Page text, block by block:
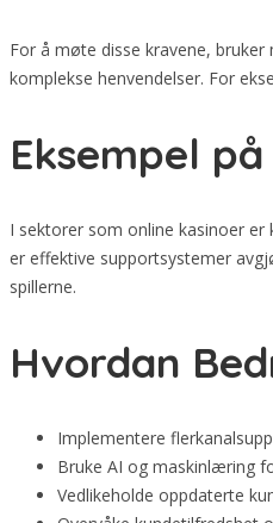
For å møte disse kravene,
komplekse henvendelser. For
Eksempel
I sektorer som online kasinoer er
er effektive supportsystemer
spillerne.
Hvordan
Implementere
Bruke AI og maskinlæring
Vedlikeholde oppdaterte